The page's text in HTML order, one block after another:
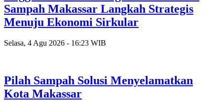
Sampah Makassar Langkah Strategis
Menuju Ekonomi Sirkular
Selasa, 4 Agu 2026 - 16:23 WIB
Pilah Sampah Solusi Menyelamatkan
Kota Makassar